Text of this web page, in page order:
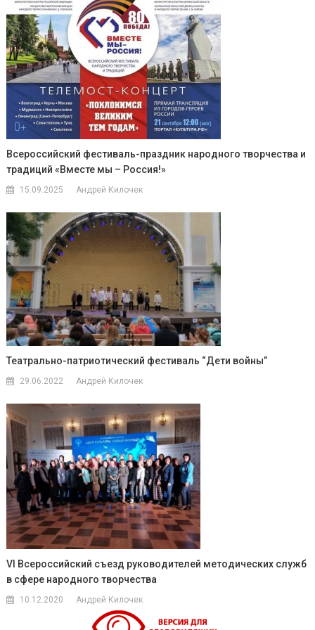
Всероссийский фестиваль-праздник народного творчества и
традиций «Вместе мы – Россия!»
15.09.2025 Андрей Килочек
Театрально-патриотический фестиваль “Дети войны”
29.06.2022 Андрей Килочек
VI Всероссийский съезд руководителей методических служб
в сфере народного творчества
10.12.2020 Андрей Килочек